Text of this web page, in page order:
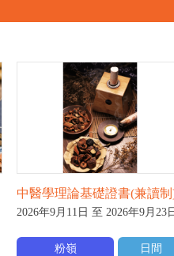
中醫學理論基礎證書(兼讀
2026年9月11日 至 2026年9月23
粉嶺 日間